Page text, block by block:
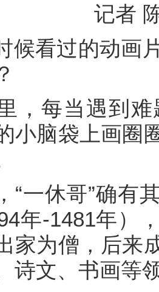
记者
候看过的动画
，每当遇到
小脑袋上画圈
“一休哥”确有
年-1481年）
家为僧，后来
诗文、书画等